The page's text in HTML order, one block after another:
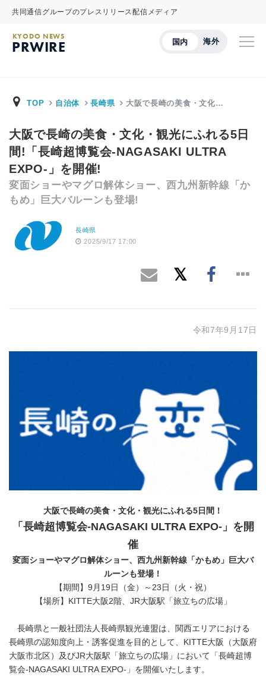
共同通信グループのプレスリリース配信メディア
国内 海外
KYODO NEWS
PRWIRE
TOP 自治体 長崎県 大阪で長崎の美食・文化…
大阪で長崎の美食・文化・観光にふれる5日
間!「長崎超博覧会-NAGASAKI ULTRA
EXPO-」を開催!
変面ショーやマグロ解体ショー、西九州新幹線「か
もめ」巨大バルーンも登場!
長崎県
2025/9/17 17:00
令和7年9月17日
大阪で長崎の美食・文化・観光にふれる5 日間！
「長崎超博覧会-NAGASAKI ULTRA EXPO-」を開
催
変面ショーやマグロ解体ショー、西九州新幹線「かもめ」 巨大バ
ルーンも登場！
【期間】9月19日（金）～23日（火・祝）
【場所】KITTE大阪2階、JR大阪駅「旅立ちの広場」
長崎県と一般社団法人長崎県観光連盟は、関西エリアにおける
長崎県の認知度向上・誘客促進を目的として、KITTE大阪（大阪府
大阪市北区）及びJR大阪駅「旅立ちの広場」において「長崎超博
覧会-NAGASAKI ULTRA EXPO-」を開催いたします。